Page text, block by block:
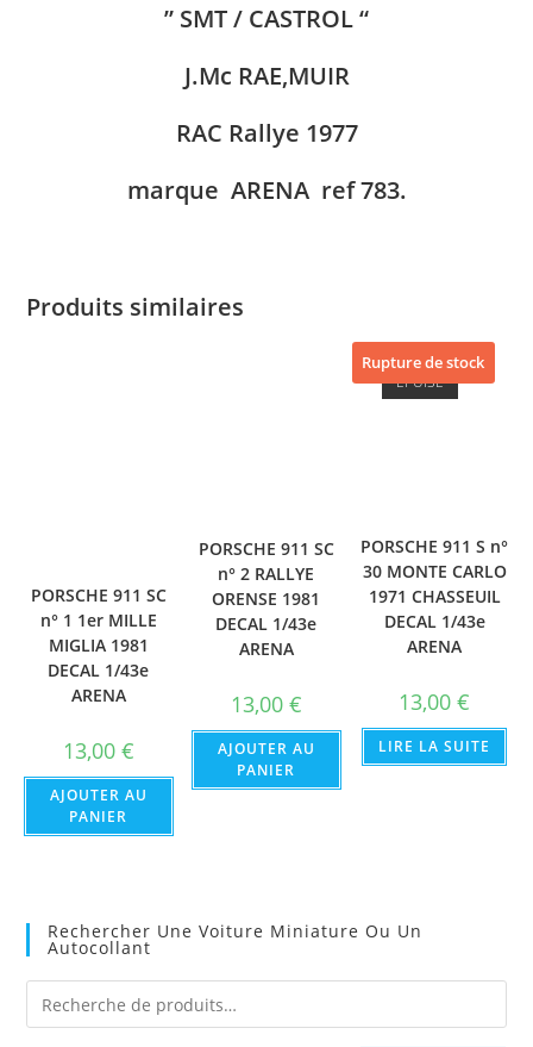
” SMT / CASTROL “
J.Mc RAE,MUIR
RAC Rallye 1977
marque ARENA ref 783.
Produits similaires
PORSCHE 911 SC
n° 1 1er MILLE
MIGLIA 1981
DECAL 1/43e
ARENA
13,00 €
AJOUTER AU
PANIER
PORSCHE 911 SC
n° 2 RALLYE
ORENSE 1981
DECAL 1/43e
ARENA
13,00 €
AJOUTER AU
PANIER
Rupture de stock
ÉPUISÉ
PORSCHE 911 S n°
30 MONTE CARLO
1971 CHASSEUIL
DECAL 1/43e
ARENA
13,00€
LIRE LA SUITE
Rechercher Une Voiture Miniature Ou Un
Autocollant